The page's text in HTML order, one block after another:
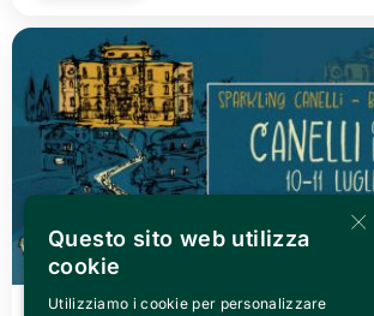
VENERDÌ 03 LUGLIO 2026
×
Questo sito web utilizza
cookie
Utilizziamo i cookie per personalizzare